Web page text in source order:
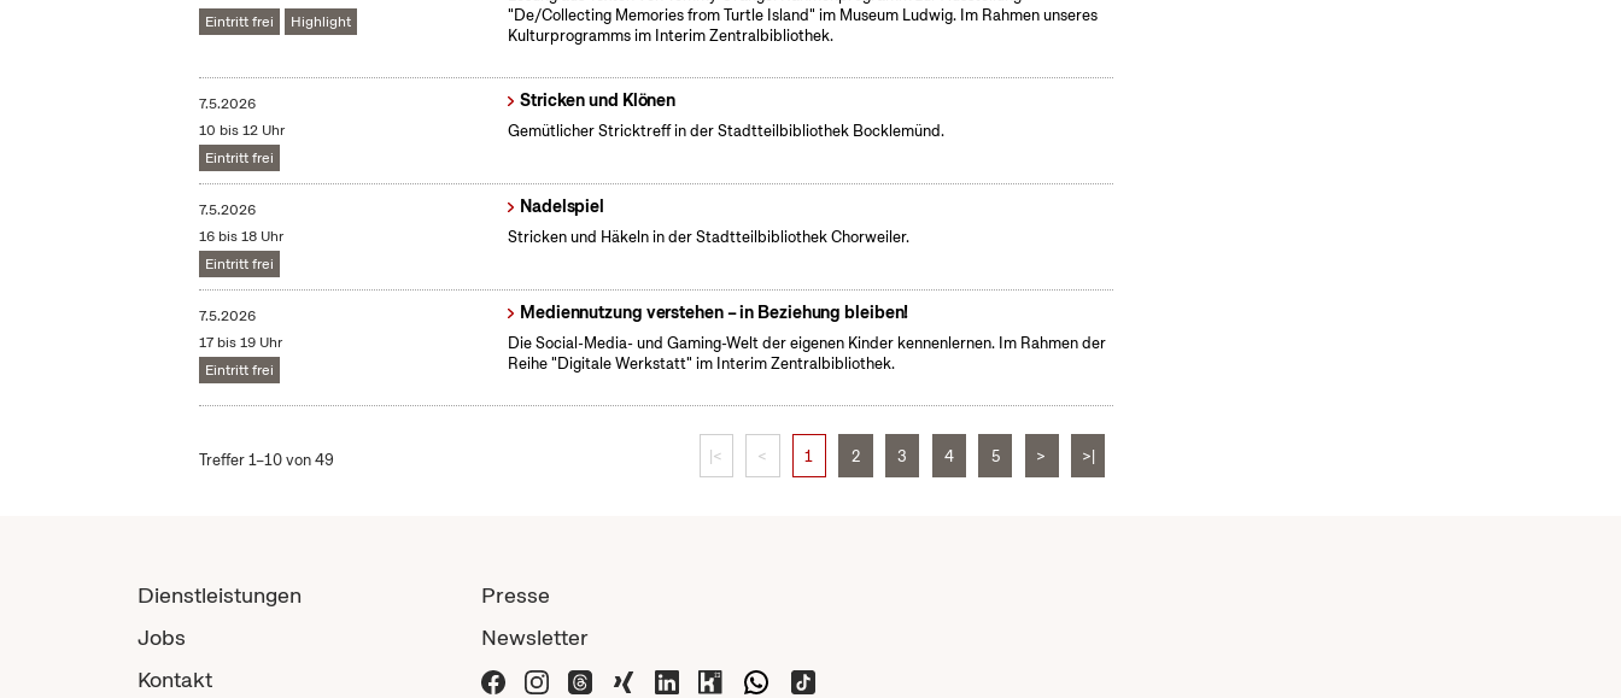
Eintritt frei
Highlight
"De/Collecting Memories from Turtle Island" im Museum Ludwig. Im Rahmen unseres
Kulturprogramms im Interim Zentralbibliothek.
7.5.2026
10 bis 12 Uhr
Eintritt frei
Stricken und Klönen
Gemütlicher Stricktreff in der Stadtteilbibliothek Bocklemünd.
7.5.2026
16 bis 18 Uhr
Eintritt frei
Nadelspiel
Stricken und Häkeln in der Stadtteilbibliothek Chorweiler.
7.5.2026
17 bis 19 Uhr
Eintritt frei
Mediennutzung verstehen – in Beziehung bleiben!
Die Social-Media- und Gaming-Welt der eigenen Kinder kennenlernen. Im Rahmen der
Reihe "Digitale Werkstatt" im Interim Zentralbibliothek.
Treffer 1–10 von 49 |< < 1 2 3 4 5 > >|
Dienstleistungen
Jobs
Kontakt
Presse
Newsletter